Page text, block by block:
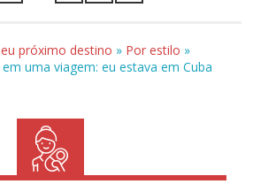
próximo destino » Por estilo »
uma viagem: eu estava em Cuba